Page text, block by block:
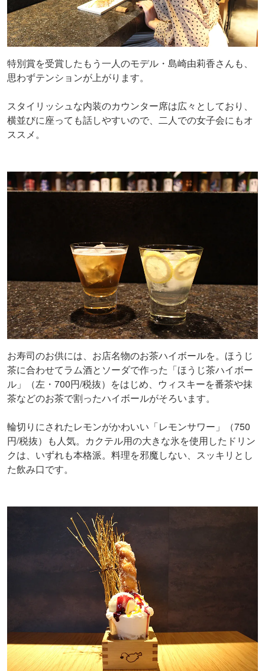
特別賞を受賞したもう一人のモデル・島崎由莉香さんも、
思わずテンションが上がります。
スタイリッシュな内装のカウンター席は広々としており、
横並びに座っても話しやすいので、二人での女子会にもオ
ススメ。
お寿司のお供には、お店名物のお茶ハイボールを。ほうじ
茶に合わせてラム酒とソーダで作った「ほうじ茶ハイボー
ル」（左・700円/税抜）をはじめ、ウィスキーを番茶や抹
茶などのお茶で割ったハイボールがそろいます。
輪切りにされたレモンがかわいい「レモンサワー」（750
円/税抜）も人気。カクテル用の大きな氷を使用したドリン
クは、いずれも本格派。料理を邪魔しない、スッキリとし
た飲み口です。